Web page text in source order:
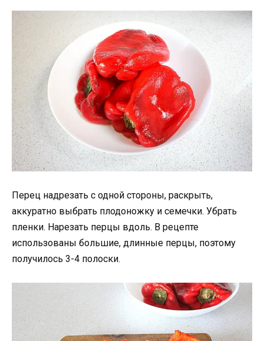
Перец надрезать с одной стороны, раскрыть,
аккуратно выбрать плодоножку и семечки. Убрать
пленки. Нарезать перцы вдоль. В рецепте
использованы большие, длинные перцы, поэтому
получилось 3-4 полоски.